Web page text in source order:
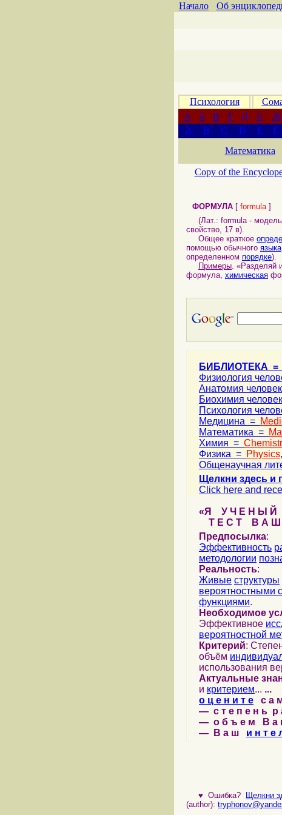
Начало Об
Психология
А
Б В Г Д Е Ж
A
B C D E F
Математика
Copy of the
ФОРМУЛА [ formula]
(Лат.: formula - модель,
свойство, 17 в).
Общее краткое
помощью обычного языка
определенном порядке).
Примеры. «Разделяй
формула, химическая
БИБЛИОТЕКА =
Физиология
Анатомия
Биохимия
Психология
Медицина =
Математика =
Химия =
Физика = Physics,
Общенаучная
Щелкни здесь и
Click here and
«Я У Ч Е Н Ы Й
Т Е С Т В А Ш
Предпосылка:
Эффективность
методологии
Реальность:
Живые структуры
вероятностными
функциями.
Необходимое
Эффективное
вероятностной
Критерий:
объём
использования
Актуальные
и критерием... ...
о ц е н и т е с а
— с т е п е н ь р
— о б ъ е м В а
— В а ш и н т е
♥ Ошибка? Щелкни
(author):